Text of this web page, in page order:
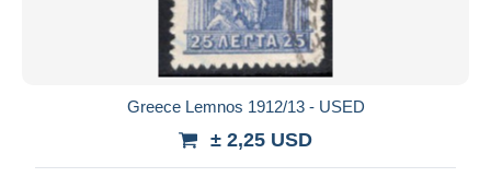
Greece Lemnos 1912/13 - USED
± 2,25 USD